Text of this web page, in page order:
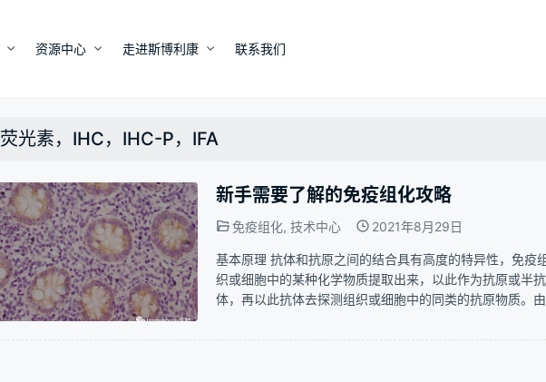
资源中心 走进斯博利康 联系我们
荧光素，IHC，IHC-P，IFA
新手需要了解的免疫组化攻略
免疫组化, 技术中心 2021年8月29日
基本原理 抗体和抗原之间的结合具有高度的特异性，免疫
织或细胞中的某种化学物质提取出来，以此作为抗原或半
体，再以此抗体去探测组织或细胞中的同类的抗原物质。
原进行定性，定位或定量的研究。 分类 1、免疫荧光方法